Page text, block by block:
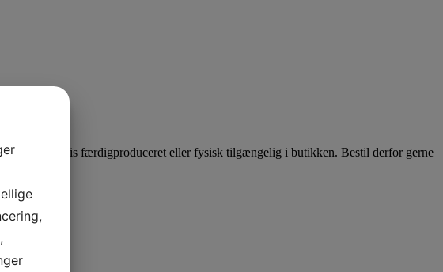
nødvendigvis færdigproduceret eller fysisk tilgængelig i butikken. Bestil derfor gerne
Callebaut